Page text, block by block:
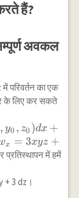
हैं?
अवकल
परिवर्तन का एक
के लिए कर सकते
, y0 , z0 )dx +
yz +
x = 3xyz +
प्रतिस्थापन में हमें
+ 3 dz।